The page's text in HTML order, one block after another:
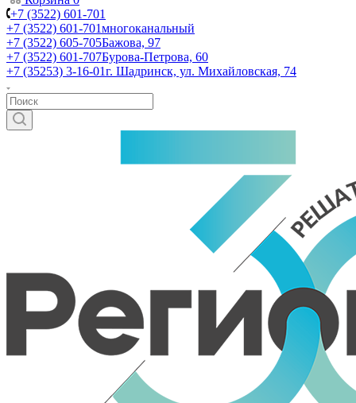
+7 (3522) 601-701
+7 (3522) 601-701многоканальный
+7 (3522) 605-705Бажова, 97
+7 (3522) 601-707Бурова-Петрова, 60
+7 (35253) 3-16-01г. Шадринск, ул. Михайловская, 74